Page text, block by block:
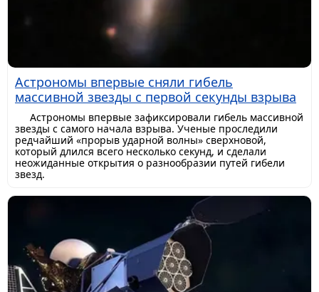
Астрономы впервые сняли гибель
массивной звезды с первой секунды взрыва
Астрономы впервые зафиксировали гибель массивной
звезды с самого начала взрыва. Ученые проследили
редчайший «прорыв ударной волны» сверхновой,
который длился всего несколько секунд, и сделали
неожиданные открытия о разнообразии путей гибели
звезд.